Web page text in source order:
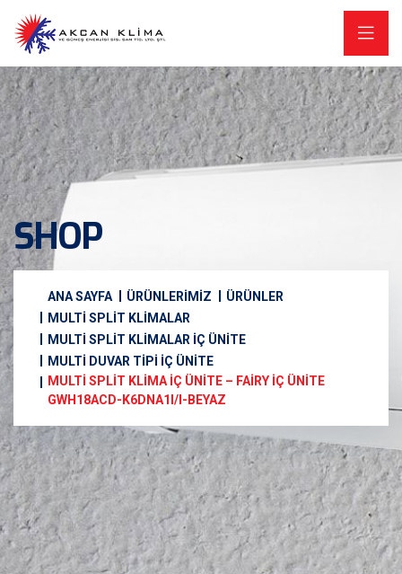
SHOP
ANA SAYFA ÜRÜNLERİMİZ
ÜRÜNLER
MULTİ SPLİT KLİMALAR
MULTI SPLIT KLIMALAR İÇ ÜNITE
MULTI DUVAR TIPI İÇ ÜNITE
MULTI SPLIT KLIMA İÇ ÜNITE – FAIRY İÇ ÜNITE
GWH18ACD-K6DNA1I/I-BEYAZ